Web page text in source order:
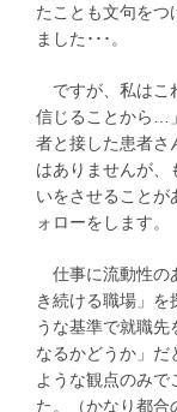
たことも文句をつ
ました･･･。
ですが、私はこ
信じることから…
者と接した患者さ
はありませんが、
いをさせることが
ォローをします。
仕事に流動性の
き続ける職場」を
うな基準で就職
なるかどうか」だ
ような観点のみで
た。（かなり都合